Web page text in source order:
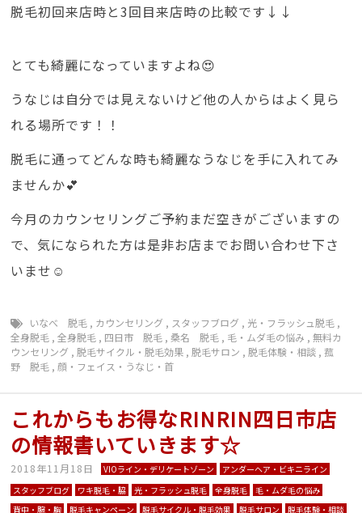
脱毛初回来店時と3回目来店時の比較です↓↓
とても綺麗になっていますよね😍
うなじは自分では見えないけど他の人からはよく見ら
れる場所です！！
脱毛に通ってどんな時も綺麗なうなじを手に入れてみ
ませんか💕
今月のカウンセリングご予約まだ空きがございますの
で、気になられた方は是非お店までお問い合わせ下さ
いませ☺️
いなべ 脱毛 , カウンセリング , スタッフブログ , 光・フラッシュ脱毛 ,
全身脱毛 ,全身脱毛 , 四日市 脱毛 ,桑名 脱毛 , 毛・ムダ毛の悩み ,無料カ
ウンセリング ,脱毛サイクル・脱毛効果 ,脱毛サロン ,脱毛体験・相談 ,菰
野 脱毛 ,顔・フェイス・うなじ・首
これからもお得なRINRIN四日市店
の情報書いていきます☆
2018年11月18日 VIOライン・デリケートゾーン
アンダーヘア・ビキニライン
スタッフブログ
ワキ脱毛・脇 光・フラッシュ脱毛 全身脱毛
毛・ムダ毛の悩み
背中・腕・胸
脱毛キャンペーン 脱毛サイクル・脱毛効果 脱毛サロン 脱毛体験・相談